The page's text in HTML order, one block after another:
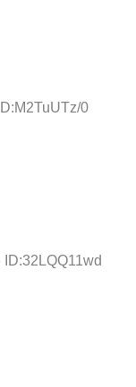
0